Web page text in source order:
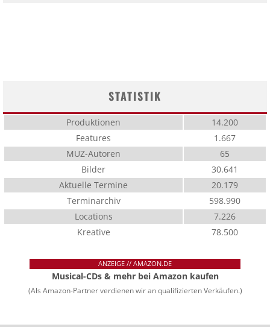
STATISTIK
Produktionen
14.200
Features
1.667
MUZ-Autoren
65
Bilder
30.641
Aktuelle Termine
20.179
Terminarchiv
598.990
Locations
7.226
Kreative
78.500
ANZEIGE // AMAZON.DE
Musical-CDs & mehr bei Amazon kaufen
(Als Amazon-Partner verdienen wir an qualifizierten Verkäufen.)